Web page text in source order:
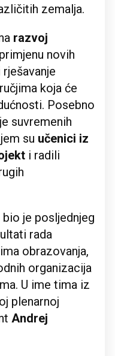
zemalja.
razvoj
novih
koja će
Posebno
suvremenih
su učenici iz
i radili
je posljednjeg
rada
obrazovanja,
organizacija
U ime tima iz
plenarnoj
Andrej